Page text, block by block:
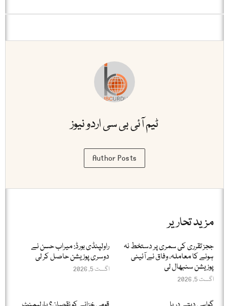
ٹیم آئی بی سی اردو نیوز
Author Posts
مزید تحاریر
ججز تقرری کی سمری پر دستخط نہ
ہونے کا معاملہ، وفاق نے آئینی
پوزیشن سنبھال لی
اگست 5, 2026
راولپنڈی بورڈ: میراب حسن نے
دوسری پوزیشن حاصل کر لی
اگست 5, 2026